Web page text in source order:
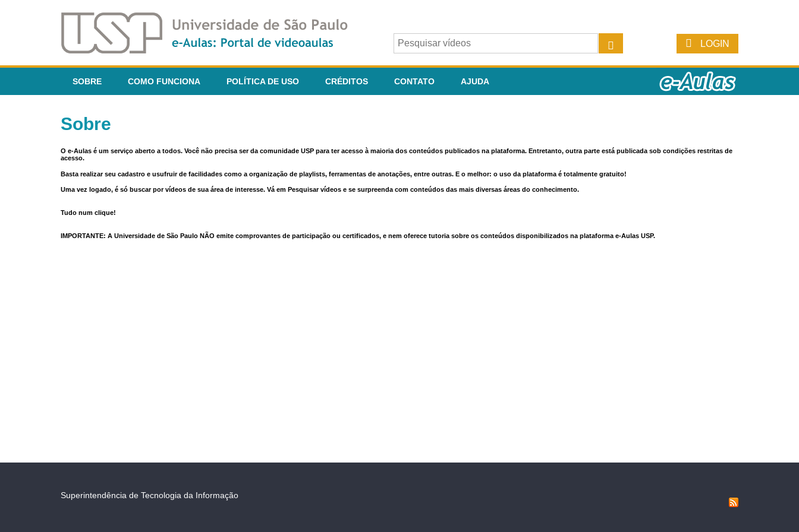
LOGIN
SOBRE COMO FUNCIONA POLÍTICA DE USO CRÉDITOS CONTATO AJUDA
Sobre
O e-Aulas é um serviço aberto a todos. Você não precisa ser da comunidade USP para ter acesso à maioria dos conteúdos publicados na plataforma. Entretanto, outra parte está publicada sob condições restritas de
acesso.
Basta realizar seu cadastro e usufruir de facilidades como a organização de playlists, ferramentas de anotações, entre outras. E o melhor: o uso da plataforma é totalmente gratuito!
Uma vez logado, é só buscar por vídeos de sua área de interesse. Vá em Pesquisar vídeos e se surpreenda com conteúdos das mais diversas áreas do conhecimento.
Tudo num clique!
IMPORTANTE: A Universidade de São Paulo NÃO emite comprovantes de participação ou certificados, e nem oferece tutoria sobre os conteúdos disponibilizados na plataforma e-Aulas USP.
Superintendência de Tecnologia da Informação